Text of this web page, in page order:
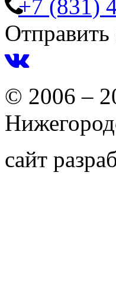
+7 (831)
Отправить
© 2006 –
сайт